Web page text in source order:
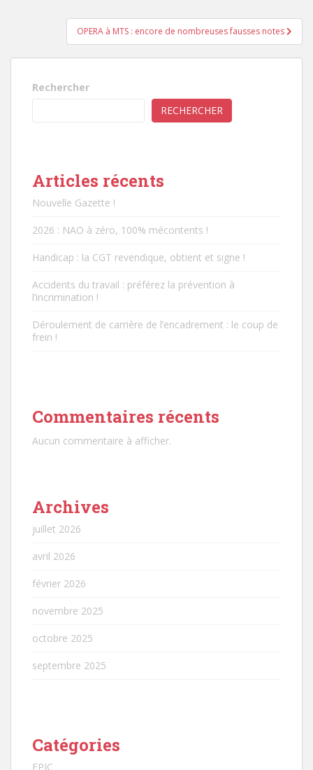
Navigation
l’article
OPERA à MTS : encore de nombreuses fausses notes
Rechercher
RECHERCHER
Articles récents
Nouvelle Gazette !
2026 : NAO à zéro, 100% mécontents !
Handicap : la CGT revendique, obtient et signe !
Accidents du travail : préférez la prévention à
l’incrimination !
Déroulement de carrière de l’encadrement : le coup de
frein !
Commentaires récents
Aucun commentaire à afficher.
Archives
juillet 2026
avril 2026
février 2026
novembre 2025
octobre 2025
septembre 2025
Catégories
EPIC